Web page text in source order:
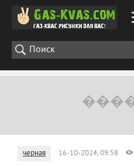
черная 16-10-2024, 09:58